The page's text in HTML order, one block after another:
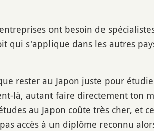
ont besoin de
qui s'applique dans les autres
rester au Japon juste pour
là, autant faire directement ton
au Japon coûte très cher, et
accès à un diplôme reconnu